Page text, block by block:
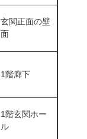
玄関正面の壁
面
1階廊下
1階玄関ホー
ル